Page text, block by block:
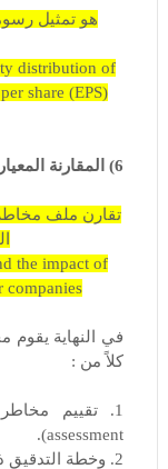
هو تمثيل
distribution of
share (EPS).
6) المقارنة المعيارية (Benchmarking) :
تقارن ملف مخاطر
the impact of
كلاً من :
assessment).
2. وخطة التدقيق ذات الصلة (the related audit plan).